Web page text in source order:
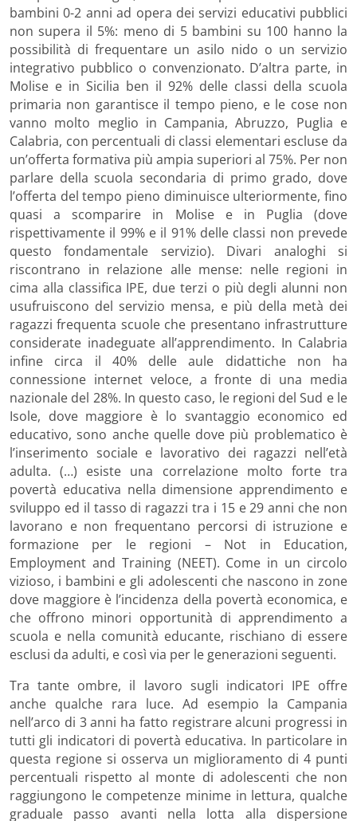
bambini 0-2 anni ad opera dei servizi educativi pubblici
non supera il 5%: meno di 5 bambini su 100 hanno la
possibilità di frequentare un asilo nido o un servizio
integrativo pubblico o convenzionato. D’altra parte, in
Molise e in Sicilia ben il 92% delle classi della scuola
primaria non garantisce il tempo pieno, e le cose non
vanno molto meglio in Campania, Abruzzo, Puglia e
Calabria, con percentuali di classi elementari escluse da
un’offerta formativa più ampia superiori al 75%. Per non
parlare della scuola secondaria di primo grado, dove
l’offerta del tempo pieno diminuisce ulteriormente, fino
quasi a scomparire in Molise e in Puglia (dove
rispettivamente il 99% e il 91% delle classi non prevede
questo fondamentale servizio). Divari analoghi si
riscontrano in relazione alle mense: nelle regioni in
cima alla classifica IPE, due terzi o più degli alunni non
usufruiscono del servizio mensa, e più della metà dei
ragazzi frequenta scuole che presentano infrastrutture
considerate inadeguate all’apprendimento. In Calabria
infine circa il 40% delle aule didattiche non ha
connessione internet veloce, a fronte di una media
nazionale del 28%. In questo caso, le regioni del Sud e le
Isole, dove maggiore è lo svantaggio economico ed
educativo, sono anche quelle dove più problematico è
l’inserimento sociale e lavorativo dei ragazzi nell’età
adulta. (…) esiste una correlazione molto forte tra
povertà educativa nella dimensione apprendimento e
sviluppo ed il tasso di ragazzi tra i 15 e 29 anni che non
lavorano e non frequentano percorsi di istruzione e
formazione per le regioni – Not in Education,
Employment and Training (NEET). Come in un circolo
vizioso, i bambini e gli adolescenti che nascono in zone
dove maggiore è l’incidenza della povertà economica, e
che offrono minori opportunità di apprendimento a
scuola e nella comunità educante, rischiano di essere
esclusi da adulti, e così via per le generazioni seguenti.
Tra tante ombre, il lavoro sugli indicatori IPE offre
anche qualche rara luce. Ad esempio la Campania
nell’arco di 3 anni ha fatto registrare alcuni progressi in
tutti gli indicatori di povertà educativa. In particolare in
questa regione si osserva un miglioramento di 4 punti
percentuali rispetto al monte di adolescenti che non
raggiungono le competenze minime in lettura, qualche
graduale passo avanti nella lotta alla dispersione